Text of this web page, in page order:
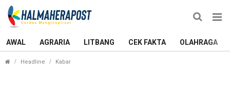
AWAL AGRARIA LITBANG CEK FAKTA OLAHRAGA
Headline Kabar